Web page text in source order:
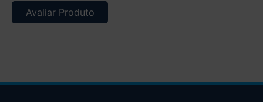
Avaliar Produto